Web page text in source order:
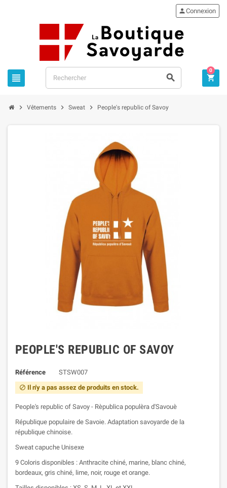
 
Connexion

0
 Vêtements  Sweat  People's republic of Savoy
PEOPLE'S REPUBLIC OF SAVOY
Référence STSW007
 Il n'y a pas assez de produits en stock.
People's republic of Savoy - Rèpublica populèra d'Savouè
République populaire de Savoie. Adaptation savoyarde de la
république chinoise.
Sweat capuche Unisexe
9 Coloris disponibles : Anthracite chiné, marine, blanc chiné,
bordeaux, gris chiné, lime, noir, rouge et orange.